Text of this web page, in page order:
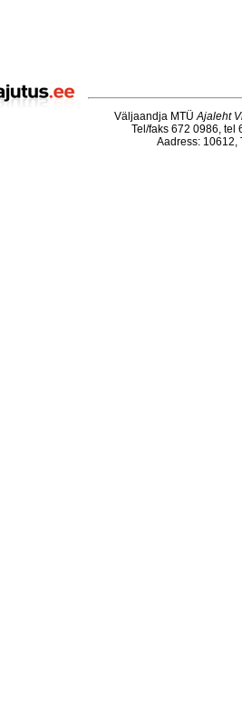
Väljaandja MTÜAjaleht
Tel/faks 672 0986, tel
Aadress: 10612,